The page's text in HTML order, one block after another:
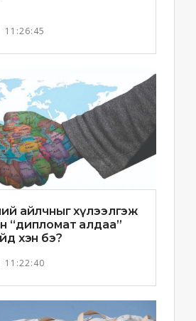
11:26:45
айлчныг хүлээлгэж
“дипломат алдаа”
хэн бэ?
11:22:40